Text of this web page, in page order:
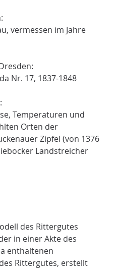
vermessen im Jahre
Nr. 17, 1837-1848
Temperaturen und
Orten der
Zipfel (von 1376
Landstreicher
des Rittergutes
in einer Akte des
enthaltenen
Rittergutes, erstellt